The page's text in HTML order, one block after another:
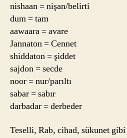
nishaan = nişan/belirti
dum = tam
aawaara = avare
Jannaton = Cennet
shiddaton = şiddet
sajdon = secde
noor = nur/parıltı
sabar = sabır
darbadar = derbeder
Teselli, Rab, cihad, sükunet